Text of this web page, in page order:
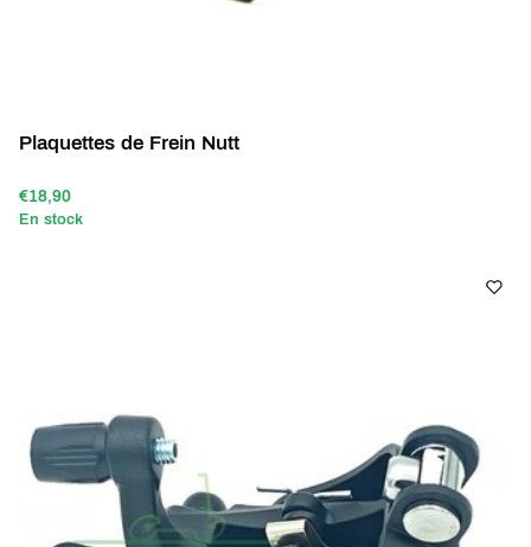
Plaquettes de Frein Nutt
€18,90
En stock